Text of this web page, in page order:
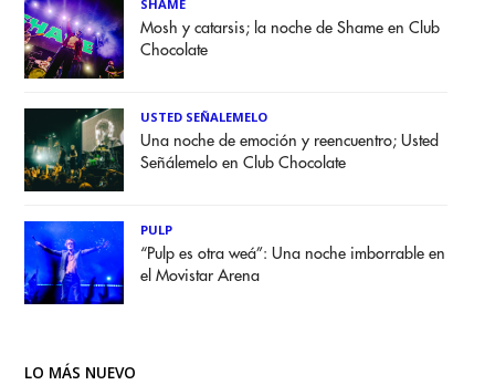
SHAME
Mosh y catarsis; la noche de Shame en Club
Chocolate
USTED SEÑALEMELO
Una noche de emoción y reencuentro; Usted
Señálemelo en Club Chocolate
PULP
“Pulp es otra weá”: Una noche imborrable en
el Movistar Arena
LO MÁS NUEVO